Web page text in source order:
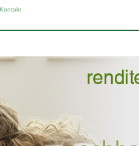
Kontakt